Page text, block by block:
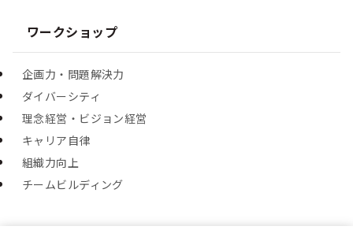
ワークショップ
企画力・問題解決力
ダイバーシティ
理念経営・ビジョン経営
キャリア自律
組織力向上
チームビルディング